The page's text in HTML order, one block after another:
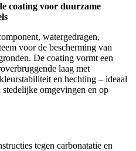
coating voor duurzame
watergedragen,
voor de bescherming van
De coating vormt een
laag met
en hechting – ideaal
omgevingen en op
tegen carbonatatie en